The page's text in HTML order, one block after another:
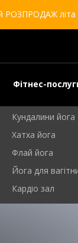
РОЗПРОДАЖ літа
Фітнес-
Кікбоксинг для
Кікбоксинг для
Самооборона
Самооборона
Кундалини йога
Хатха йога
Флай йога
Йога для
Кардіо зал
та